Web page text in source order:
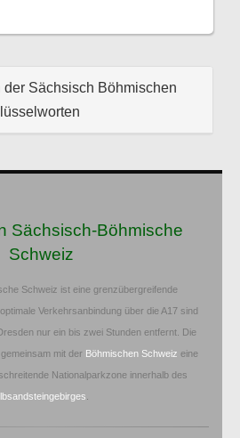
der Sächsisch Böhmischen
Sächsisch-Böhmische
Schweiz
Schweiz ist eine grenzübergreifende
Verkehrsanbindung über die A17 sind
nur ein bis zwei Stunden entfernt. Die
gemeinsam mit der Böhmischen Schweiz eine
Nationalparkzone innerhalb des